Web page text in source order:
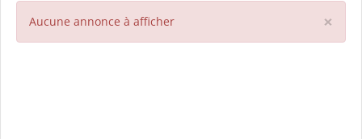
×
Aucune annonce à afficher